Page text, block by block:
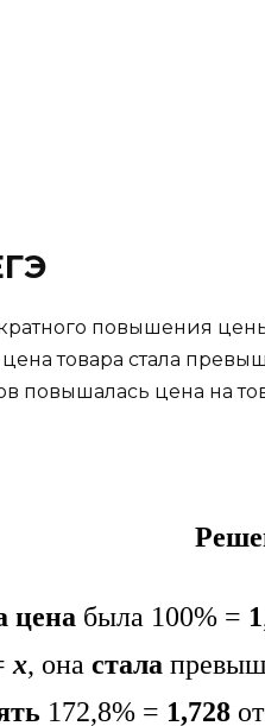
повышения
товара стала
повышалась цена на
цена была 100% = 1
х, она стала
172,8% = 1,728